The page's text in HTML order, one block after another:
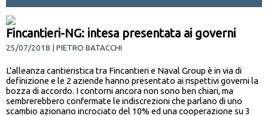
Fincantieri-NG: intesa presentata ai governi
25/07/2018 | PIETRO BATACCHI
L'alleanza cantieristica tra Fincantieri e Naval Group è in via di
definizione e le 2 aziende hanno presentato ai rispettivi governi la
bozza di accordo. I contorni ancora non sono ben chiari, ma
sembrerebbero confermate le indiscrezioni che parlano di uno
scambio azionario incrociato del 10% ed una cooperazione su 3